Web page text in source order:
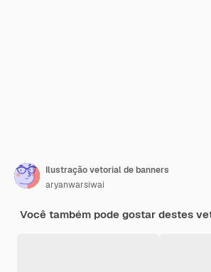
Ilustração vetorial de banners
aryanwarsiwai
Você também pode gostar destes